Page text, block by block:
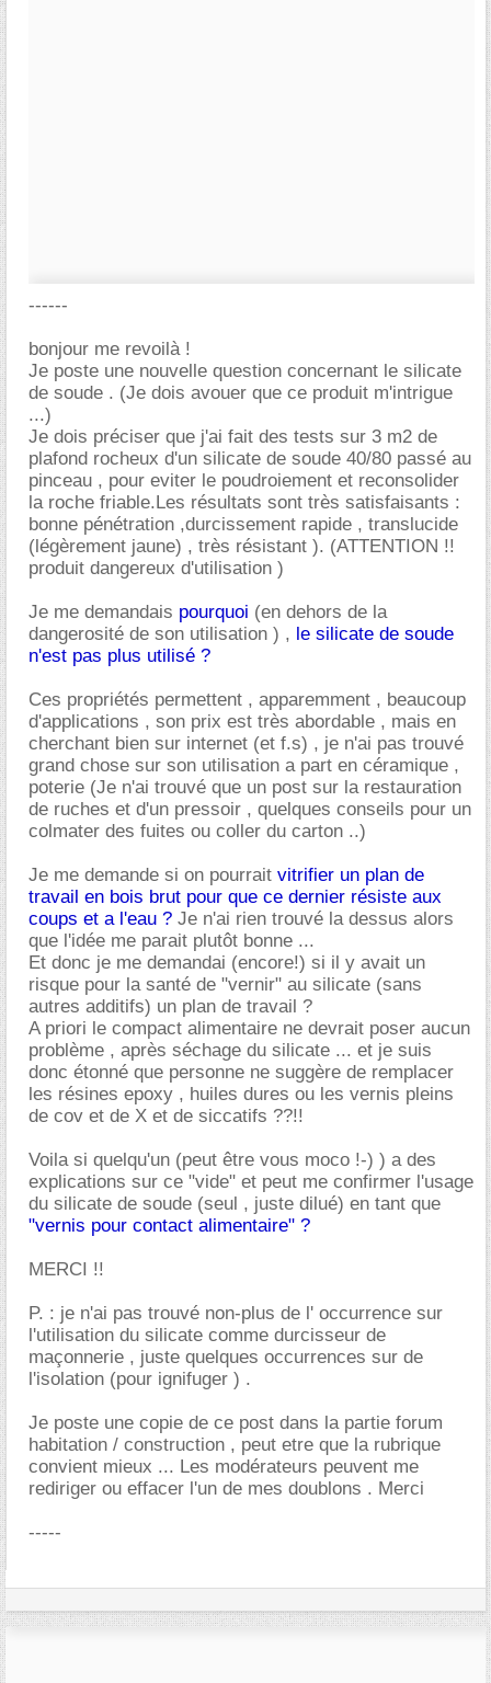
------
bonjour me revoilà !
Je poste une nouvelle question concernant le silicate
de soude . (Je dois avouer que ce produit m'intrigue
...)
Je dois préciser que j'ai fait des tests sur 3 m2 de
plafond rocheux d'un silicate de soude 40/80 passé au
pinceau , pour eviter le poudroiement et reconsolider
la roche friable.Les résultats sont très satisfaisants :
bonne pénétration ,durcissement rapide , translucide
(légèrement jaune) , très résistant ). (ATTENTION !!
produit dangereux d'utilisation )
Je me demandais pourquoi (en dehors de la
dangerosité de son utilisation ) , le silicate de soude
n'est pas plus utilisé ?
Ces propriétés permettent , apparemment , beaucoup
d'applications , son prix est très abordable , mais en
cherchant bien sur internet (et f.s) , je n'ai pas trouvé
grand chose sur son utilisation a part en céramique ,
poterie (Je n'ai trouvé que un post sur la restauration
de ruches et d'un pressoir , quelques conseils pour un
colmater des fuites ou coller du carton ..)
Je me demande si on pourrait vitrifier un plan de
travail en bois brut pour que ce dernier résiste aux
coups et a l'eau ? Je n'ai rien trouvé la dessus alors
que l'idée me parait plutôt bonne ...
Et donc je me demandai (encore!) si il y avait un
risque pour la santé de "vernir" au silicate (sans
autres additifs) un plan de travail ?
A priori le compact alimentaire ne devrait poser aucun
problème , après séchage du silicate ... et je suis
donc étonné que personne ne suggère de remplacer
les résines epoxy , huiles dures ou les vernis pleins
de cov et de X et de siccatifs ??!!
Voila si quelqu'un (peut être vous moco !-) ) a des
explications sur ce "vide" et peut me confirmer l'usage
du silicate de soude (seul , juste dilué) en tant que
"vernis pour contact alimentaire" ?
MERCI !!
P. : je n'ai pas trouvé non-plus de l' occurrence sur
l'utilisation du silicate comme durcisseur de
maçonnerie , juste quelques occurrences sur de
l'isolation (pour ignifuger ) .
Je poste une copie de ce post dans la partie forum
habitation / construction , peut etre que la rubrique
convient mieux ... Les modérateurs peuvent me
rediriger ou effacer l'un de mes doublons . Merci
-----